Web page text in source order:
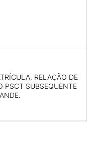
RELAÇÃO DE
PSCT SUBSEQUENTE